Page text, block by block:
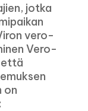
jotka
vero-
Vero-
että
on